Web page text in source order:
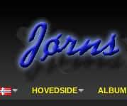
HOVEDSIDE ALBUM